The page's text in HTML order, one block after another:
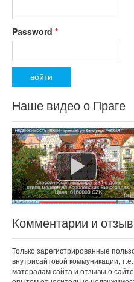
Password *
Наше видео о Праге
Комментарии и
Только зарегистрированные
внутрисайтовой коммуникации,
матералам сайта и отзывы о